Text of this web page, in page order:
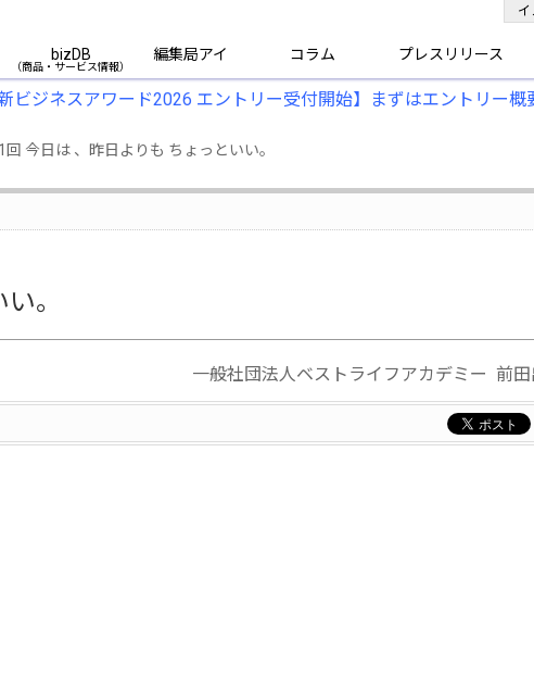
bizDB 編集局アイ コラム プレスリリース
イ
新ビジネスアワード2026 エントリー受付開始】まずはエントリー概
回 今日は 、昨日よりも ちょっといい。
。
一般社団法人ベストライフアカデミー 前田